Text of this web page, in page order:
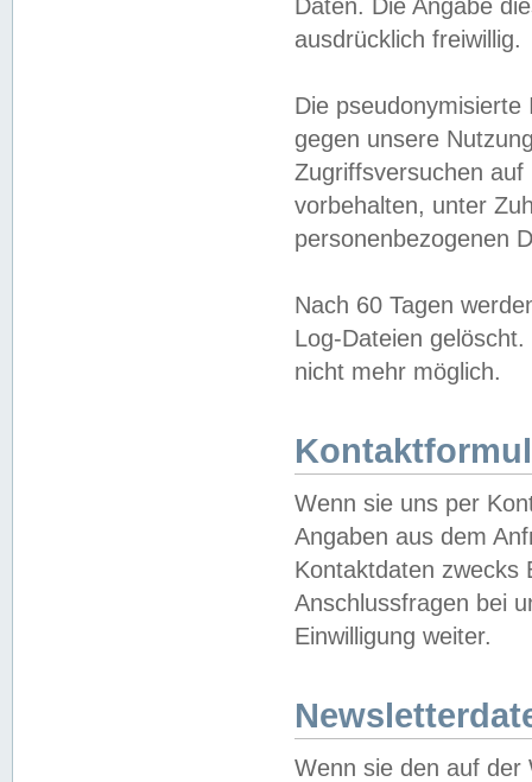
Daten. Die Angabe
ausdrücklich freiwillig.
Die
gegen unsere
Zugriffsversuchen
vorbehalten, unter
personenbezogenen
Nach 60 Tagen
Log-Dateien
nicht mehr möglich.
Wenn sie uns per
Angaben aus dem
Kontaktdaten zwecks
Anschlussfragen bei
Einwilligung weiter.
Wenn sie den auf der